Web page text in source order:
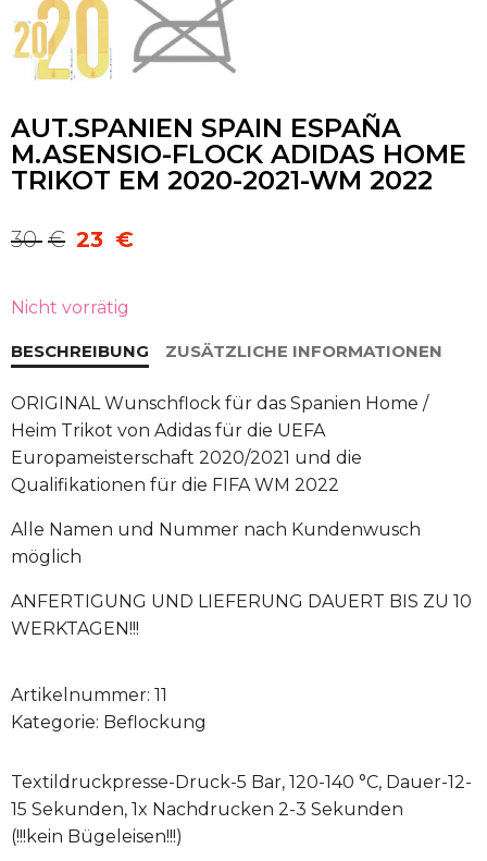
AUT.SPANIEN SPAIN ESPAÑA
M.ASENSIO-FLOCK ADIDAS HOME
TRIKOT EM 2020-2021-WM 2022
30 €
Ursprünglicher
30 €
23 €
Aktueller
23 €.
Nicht vorrätig
BESCHREIBUNG ZUSÄTZLICHE INFORMATIONEN
ORIGINAL Wunschflock für das Spanien Home /
Heim Trikot von Adidas für die UEFA
Europameisterschaft 2020/2021 und die
Qualifikationen für die FIFA WM 2022
Alle Namen und Nummer nach Kundenwusch
möglich
ANFERTIGUNG UND LIEFERUNG DAUERT BIS ZU 10
WERKTAGEN!!!
Artikelnummer: 11
Kategorie: Beflockung
Textildruckpresse-Druck-5 Bar, 120-140 °C, Dauer-12-
15 Sekunden, 1x Nachdrucken 2-3 Sekunden
(!!!kein Bügeleisen!!!)